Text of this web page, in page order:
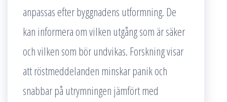
anpassas efter byggnadens utformning. De
kan informera om vilken utgång som är säker
och vilken som bör undvikas. Forskning visar
att röstmeddelanden minskar panik och
snabbar på utrymningen jämfört med